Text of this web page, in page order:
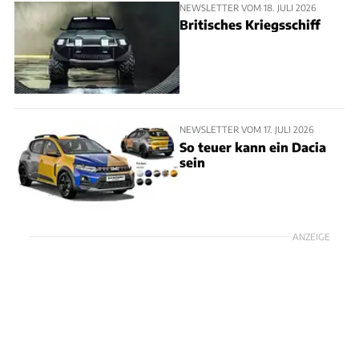
NEWSLETTER VOM 18. JULI 2026
Britisches Kriegsschiff
NEWSLETTER VOM 17. JULI 2026
So teuer kann ein Dacia
sein
ANZEIGE